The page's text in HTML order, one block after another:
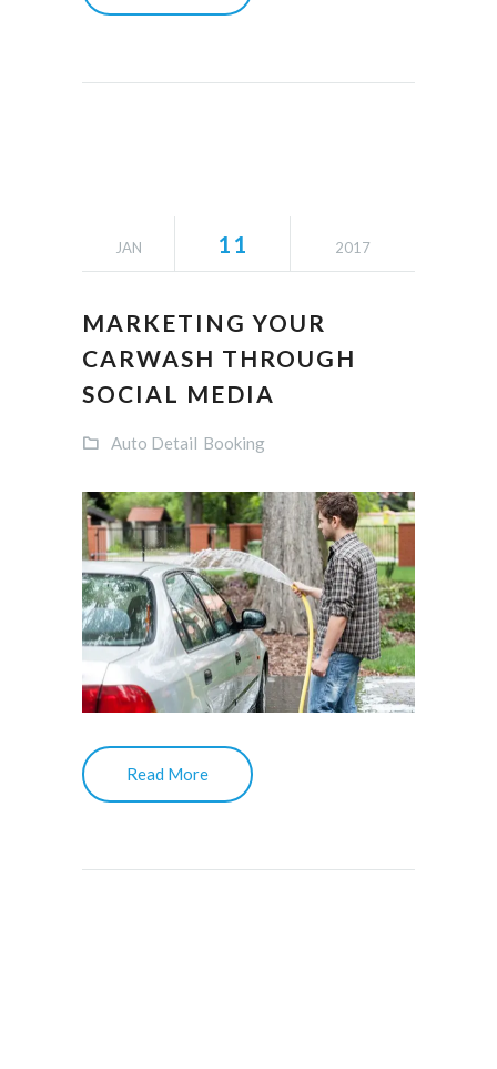
JAN 11 2017
MARKETING YOUR
CARWASH THROUGH
SOCIAL MEDIA
Auto Detail Booking
Read More